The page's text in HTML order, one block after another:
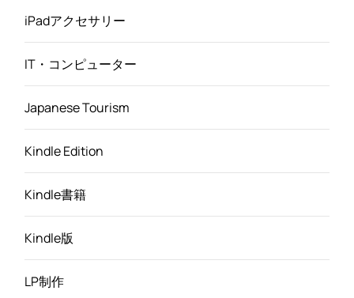
iPadアクセサリー
IT・コンピューター
Japanese Tourism
Kindle Edition
Kindle書籍
Kindle版
LP制作